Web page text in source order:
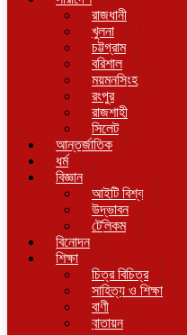
রাজধানী
খুলনা
চট্টগ্রাম
বরিশাল
ময়মনসিংহ
রংপুর
রাজশাহী
সিলেট
আন্তর্জাতিক
ধর্ম
বিজ্ঞান
আইটি বিশ্ব
উদ্ভাবন
টেলিকম
বিনোদন
শিক্ষা
চিত্র বিচিত্র
সাহিত্য ও শিক্ষা
বাণী
বাতায়ন